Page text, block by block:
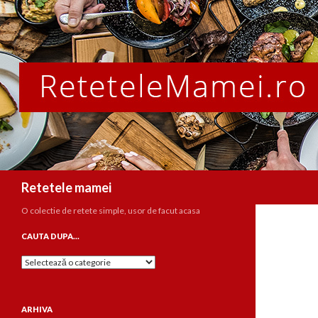
Retetele mamei
O colectie de retete simple, usor de facut acasa
CAUTA DUPA…
Cauta
ARHIVA